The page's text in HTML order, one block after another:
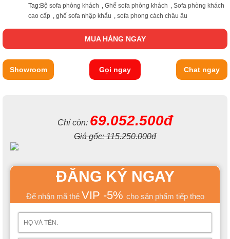
Tag:Bộ sofa phòng khách Ghế sofa phòng khách
Sofa phòng khách
cao cấp
ghế sofa nhập khẩu sofa phong cách châu âu
MUA HÀNG NGAY
Showroom Gọi ngay Chat ngay
Chỉ còn: 69.052.500đ
Giá gốc:115.250.000đ
ĐĂNG KÝ NGAY
Để nhận mã thẻ VIP -5% cho sản phẩm tiếp theo